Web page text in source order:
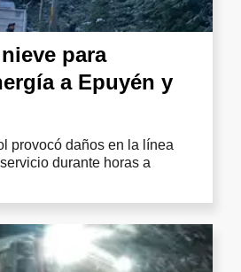
para
a Epuyén y
provocó daños en la línea
durante horas a